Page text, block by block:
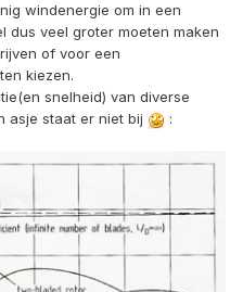
windenergie om in een
dus veel groter moeten maken
of voor een
kiezen.
snelheid) van diverse
asje staat er niet bij
: